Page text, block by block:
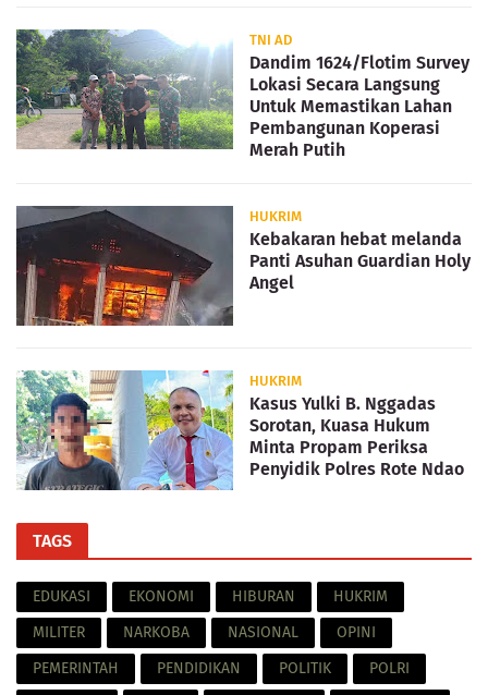
TNI AD
Dandim 1624/Flotim Survey
Lokasi Secara Langsung
Untuk Memastikan Lahan
Pembangunan Koperasi
Merah Putih
HUKRIM
Kebakaran hebat melanda
Panti Asuhan Guardian Holy
Angel
HUKRIM
Kasus Yulki B. Nggadas
Sorotan, Kuasa Hukum
Minta Propam Periksa
Penyidik Polres Rote Ndao
TAGS
EDUKASI EKONOMI HIBURAN
HUKRIM
MILITER
NARKOBA NASIONAL
OPINI
PEMERINTAH
PENDIDIKAN POLITIK POLRI